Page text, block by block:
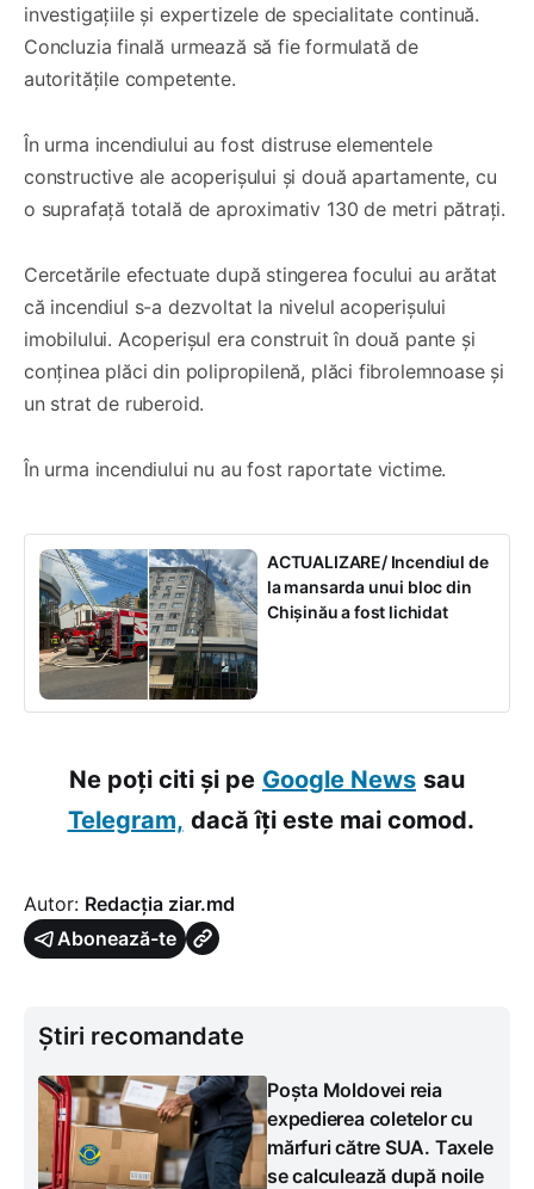
investigațiile și expertizele de specialitate continuă.
Concluzia finală urmează să fie formulată de
autoritățile competente.
În urma incendiului au fost distruse elementele
constructive ale acoperișului și două apartamente, cu
o suprafață totală de aproximativ 130 de metri pătrați.
Cercetările efectuate după stingerea focului au arătat
că incendiul s-a dezvoltat la nivelul acoperișului
imobilului. Acoperișul era construit în două pante și
conținea plăci din polipropilenă, plăci fibrolemnoase și
un strat de ruberoid.
În urma incendiului nu au fost raportate victime.
ACTUALIZARE/ Incendiul de
la mansarda unui bloc din
Chișinău a fost lichidat
Ne poți citi și pe Google News sau
Telegram, dacă îți este mai comod.
Autor: Redacția ziar.md
Abonează-te
Știri recomandate
Poșta Moldovei reia
expedierea coletelor cu
mărfuri către SUA. Taxele
se calculează după noile